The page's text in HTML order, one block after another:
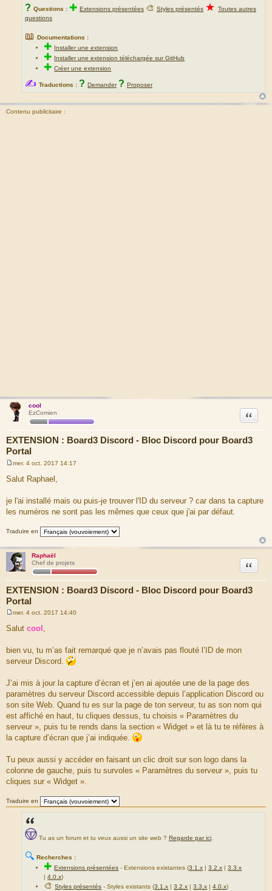
? Questions : ✚ Extensions présentées 🎨 Styles présentés ★ Toutes autres
questions
📖 Documentations :
✚ Installer une extension
✚ Installer une extension téléchargée sur GitHub
✚Créer une extension
✍ Traductions : ? Demander ? Proposer
Contenu publicitaire :
cool
EzComien
EXTENSION : Board3 Discord - Bloc Discord pour Board3
Portal
Citation
e
s
a
g
e
mer. 4 oct. 2017 14:17
Salut Raphael,
je l'ai installé mais ou puis-je trouver l'ID du serveur ? car dans ta capture
les numéros ne sont pas les mêmes que ceux que j'ai par défaut.
Traduire en
Raphaël
Chef de projets
EXTENSION : Board3 Discord - Bloc Discord pour Board3
Portal
Citation
e
s
g
e
mer. 4 oct. 2017 14:40
Salut cool ,
bien vu, tu m’as fait remarqué que je n’avais pas flouté l’ID de mon
serveur Discord.
J’ai mis à jour la capture d’écran et j’en ai ajoutée une de la page des
paramètres du serveur Discord accessible depuis l’application Discord ou
son site Web. Quand tu es sur la page de ton serveur, tu as son nom qui
est affiché en haut, tu cliques dessus, tu choisis « Paramètres du
serveur », puis tu te rends dans la section « Widget » et là tu te réfères à
la capture d’écran que j’ai indiquée.
Tu peux aussi y accéder en faisant un clic droit sur son logo dans la
colonne de gauche, puis tu survoles « Paramètres du serveur », puis tu
cliques sur « Widget ».
Traduire en
Tu as un forum et tu veux aussi un site web ? Regarde par ici
🔍 Recherches :
✚Extensions présentées -Extensions existantes (3.1.x |3.2.x |3.3.x
|4.0.x)
🎨Styles présentés - Styles existants (3.1.x |3.2.x |3.3.x |4.0.x)